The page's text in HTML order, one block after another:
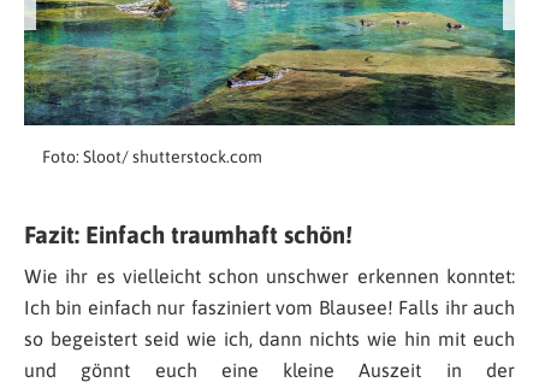
Foto: Sloot/ shutterstock.com
Fazit: Einfach traumhaft schön!
Wie ihr es vielleicht schon unschwer erkennen konntet:
Ich bin einfach nur fasziniert vom Blausee! Falls ihr auch
so begeistert seid wie ich, dann nichts wie hin mit euch
und gönnt euch eine kleine Auszeit in der